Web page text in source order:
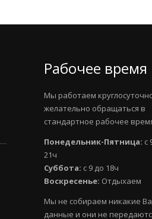
Рабочее время
Мы работаем
желательно обращаться в
стандартное рабочее
Понедельник-Пятница: с
21ч
Суббота: с 9 до 18ч
Воскресенье: Отдыхаем
Мы не собираем никакие
данные и они не